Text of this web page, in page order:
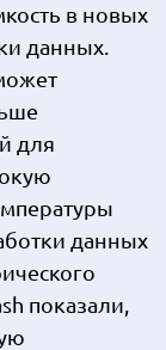
в новых
данных.
для
данных
показали,